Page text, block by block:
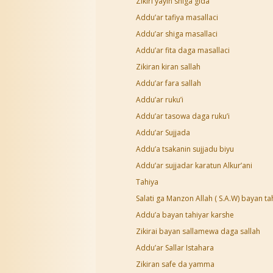
Addu’ar tafiya masallaci
Addu’ar shiga masallaci
Addu’ar fita daga masallaci
Zikiran kiran sallah
Addu’ar fara sallah
Addu’ar ruku’i
Addu’ar tasowa daga ruku’i
Addu’ar Sujjada
Addu’a tsakanin sujjadu biyu
Addu’ar sujjadar karatun Alkur’ani
Tahiya
Salati ga Manzon Allah ( S.A.W) bayan
Addu’a bayan tahiyar karshe
Zikirai bayan sallamewa daga sallah
Addu’ar Sallar Istahara
Zikiran safe da yamma